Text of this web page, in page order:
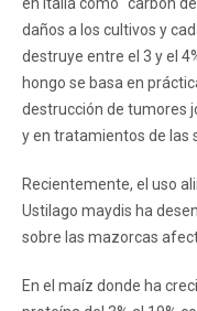
daños a los cultivos y
destruye entre el 3 y el
hongo se basa en
destrucción de tumores
y en tratamientos de las
Recientemente, el uso
Ustilago maydis ha
sobre las mazorcas
En el maíz donde ha